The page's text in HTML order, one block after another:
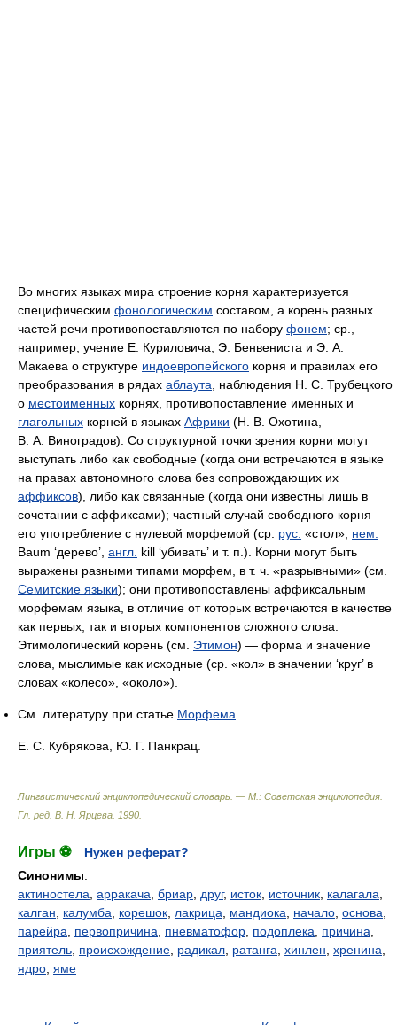
Во многих языках мира строение корня характеризуется
специфическим фонологическим составом, а корень разных
частей речи противопоставляются по набору фонем; ср.,
например, учение Е. Куриловича, Э. Бенвениста и Э. А.
Макаева о структуре индоевропейского корня и правилах его
преобразования в рядах аблаута , наблюдения Н. С. Трубецкого
о местоименных корнях, противопоставление именных и
глагольных корней в языках Африки (Н. В. Охотина,
В. А. Виноградов). Со структурной точки зрения корни могут
выступать либо как свободные (когда они встречаются в языке
на правах автономного слова без сопровождающих их
аффиксов), либо как связанные (когда они известны лишь в
сочетании с аффиксами); частный случай свободного корня —
его употребление с нулевой морфемой (ср. рус. «стол», нем.
Baum ‘дерево’, англ. kill ‘убивать’ и т. п.). Корни могут быть
выражены разными типами морфем, в т. ч. «разрывными» (см.
Семитские языки); они противопоставлены аффиксальным
морфемам языка, в отличие от которых встречаются в качестве
как первых, так и вторых компонентов сложного слова.
Этимологический корень (см. Этимон) — форма и значение
слова, мыслимые как исходные (ср. «кол» в значении ‘круг’ в
словах «колесо», «около»).
См. литературу при статье Морфема
Е. С. Кубрякова, Ю. Г. Панкрац.
Лингвистический энциклопедический словарь. — М.: Советская энциклопедия
Гл. ред. В. Н. Ярцева 1990
Игры ⚽
Нужен реферат?
Синонимы:
актиностела арракача бриар друг, исток источник калагала
калган
калумба корешок лакрица мандиока начало основа
парейра
первопричина пневматофор подоплека причина
приятель происхождение радикал ратанга хинлен хренина
ядро яме